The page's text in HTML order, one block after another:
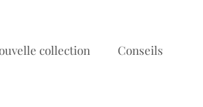
collection Conseils